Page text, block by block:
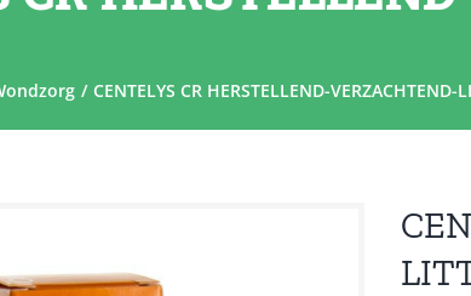
CENTELYS CR HERSTELLEND-VERZACHTEND-